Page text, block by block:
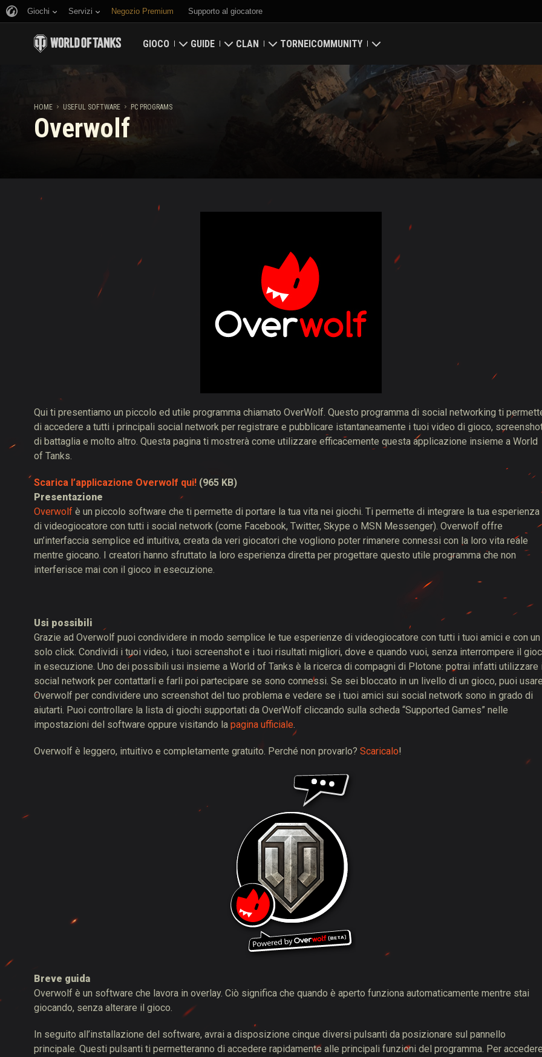
Giochi Servizi Negozio Premium Supporto al giocatore
GIOCO
Riscatta i codici bonus
Aggiornamenti
GUIDE
Wargaming.net Game Center
Guida ai Drop di Twitch
CLAN TORNEICOMMUNITY
Il mio profilo
Ricerca giocatore
Invita un amico
HOME USEFUL SOFTWARE PC PROGRAMS
Overwolf
Qui ti presentiamo un piccolo ed utile programma chiamato OverWolf. Questo programma di social networking ti
di accedere a tutti i principali social network per registrare e pubblicare istantaneamente i tuoi video di gioco,
di battaglia e molto altro. Questa pagina ti mostrerà come utilizzare efficacemente questa applicazione insieme a World
of Tanks.
Scarica l’applicazione Overwolf qui! (965 KB)
Presentazione
Overwolf è un piccolo software che ti permette di portare la tua vita nei giochi. Ti permette di integrare la tua esperienza
di videogiocatore con tutti i social network (come Facebook, Twitter, Skype o MSN Messenger). Overwolf offre
un’interfaccia semplice ed intuitiva, creata da veri giocatori che vogliono poter rimanere connessi con la loro vita reale
mentre giocano. I creatori hanno sfruttato la loro esperienza diretta per progettare questo utile programma che non
interferisce mai con il gioco in esecuzione.
Usi possibili
Grazie ad Overwolf puoi condividere in modo semplice le tue esperienze di videogiocatore con tutti i tuoi amici e con un
solo click. Condividi i tuoi video, i tuoi screenshot e i tuoi risultati migliori, dove e quando vuoi, senza interrompere il
in esecuzione. Uno dei possibili usi insieme a World of Tanks è la ricerca di compagni di Plotone: potrai infatti utilizzare
social network per contattarli e farli poi partecipare se sono connessi. Se sei bloccato in un livello di un gioco, puoi
Overwolf per condividere uno screenshot del tuo problema e vedere se i tuoi amici sui social network sono in grado di
aiutarti. Puoi controllare la lista di giochi supportati da OverWolf cliccando sulla scheda “Supported Games” nelle
impostazioni del software oppure visitando la pagina ufficiale.
Overwolf è leggero, intuitivo e completamente gratuito. Perché non provarlo? Scaricalo!
Breve guida
Overwolf è un software che lavora in overlay. Ciò significa che quando è aperto funziona automaticamente mentre stai
giocando, senza alterare il gioco.
In seguito all’installazione del software, avrai a disposizione cinque diversi pulsanti da posizionare sul pannello
principale. Questi pulsanti ti permetteranno di accedere rapidamente alle principali funzioni del programma. Per